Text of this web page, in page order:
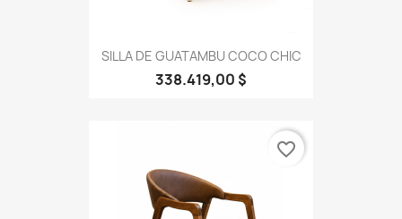
SILLA DE GUATAMBU COCO CHIC
338.419,00 $
favorite_border